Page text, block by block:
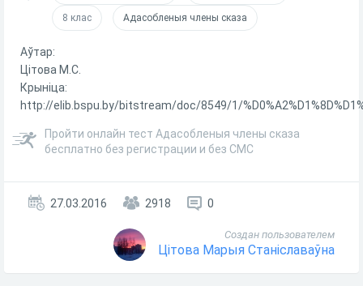
8 клас Адасобленыя члены сказа
Аўтар:
Цітова М.С.
Крыніца:
http://elib.bspu.by/bitstream/doc/8549/1/
Пройти онлайн тест Адасобленыя члены сказа
бесплатно без регистрации и без СМС
27.03.2016 2918 0
Создан пользователем
Цітова Марыя Станіславаўна